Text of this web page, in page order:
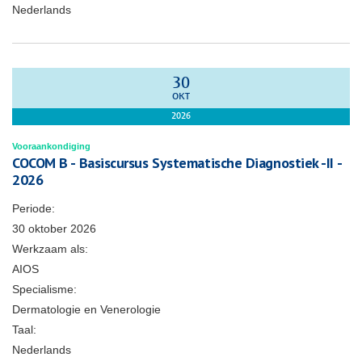
Nederlands
30
OKT
2026
Vooraankondiging
COCOM B - Basiscursus Systematische Diagnostiek -II -
2026
Periode:
30 oktober 2026
Werkzaam als:
AIOS
Specialisme:
Dermatologie en Venerologie
Taal:
Nederlands